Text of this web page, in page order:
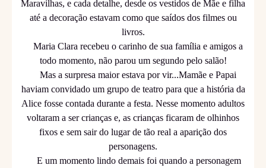
Maravilhas, e cada detalhe, desde os vestidos de Mãe e filha
até a decoração estavam como que saídos dos filmes ou
livros.
Maria Clara recebeu o carinho de sua família e amigos a
todo momento, não parou um segundo pelo salão!
Mas a surpresa maior estava por vir...Mamãe e Papai
haviam convidado um grupo de teatro para que a história da
Alice fosse contada durante a festa. Nesse momento adultos
voltaram a ser crianças e, as crianças ficaram de olhinhos
fixos e sem sair do lugar de tão real a aparição dos
personagens.
E um momento lindo demais foi quando a personagem